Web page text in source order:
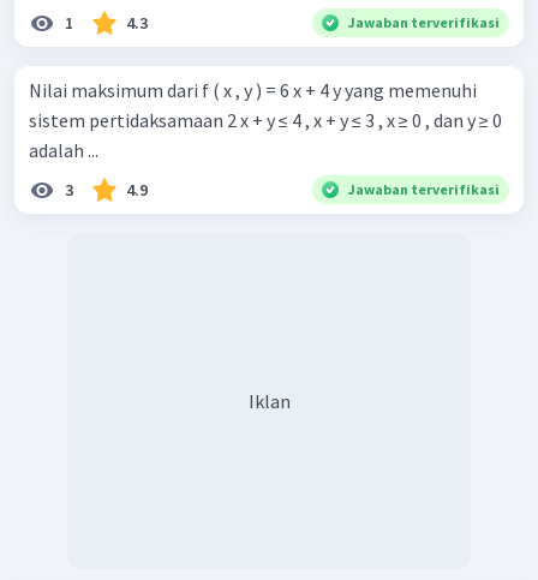
1 4.3 Jawaban terverifikasi
Nilai maksimum dari f ( x , y ) = 6 x + 4 y yang memenuhi
sistem pertidaksamaan 2 x + y ≤ 4 , x + y ≤ 3 , x ≥ 0 , dan y ≥ 0
adalah ...
3 4.9 Jawaban terverifikasi
Iklan